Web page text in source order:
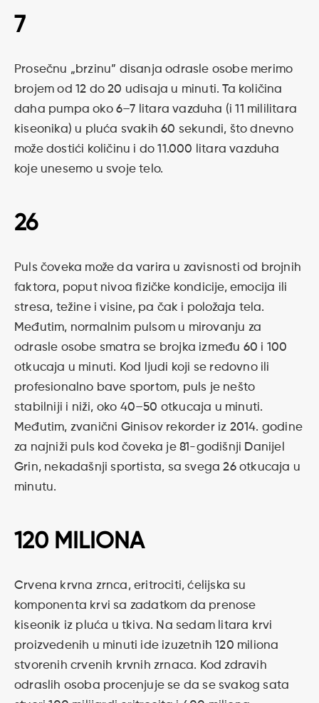
7
Prosečnu „brzinu” disanja odrasle osobe merimo
brojem od 12 do 20 udisaja u minuti. Ta količina
daha pumpa oko 6–7 litara vazduha (i 11 mililitara
kiseonika) u pluća svakih 60 sekundi, što dnevno
može dostići količinu i do 11.000 litara vazduha
koje unesemo u svoje telo.
26
Puls čoveka može da varira u zavisnosti od brojnih
faktora, poput nivoa fizičke kondicije, emocija ili
stresa, težine i visine, pa čak i položaja tela.
Međutim, normalnim pulsom u mirovanju za
odrasle osobe smatra se brojka između 60 i 100
otkucaja u minuti. Kod ljudi koji se redovno ili
profesionalno bave sportom, puls je nešto
stabilniji i niži, oko 40–50 otkucaja u minuti.
Međutim, zvanični Ginisov rekorder iz 2014. godine
za najniži puls kod čoveka je 81-godišnji Danijel
Grin, nekadašnji sportista, sa svega 26 otkucaja u
minutu.
120 MILIONA
Crvena krvna zrnca, eritrociti, ćelijska su
komponenta krvi sa zadatkom da prenose
kiseonik iz pluća u tkiva. Na sedam litara krvi
proizvedenih u minuti ide izuzetnih 120 miliona
stvorenih crvenih krvnih zrnaca. Kod zdravih
odraslih osoba procenjuje se da se svakog sata